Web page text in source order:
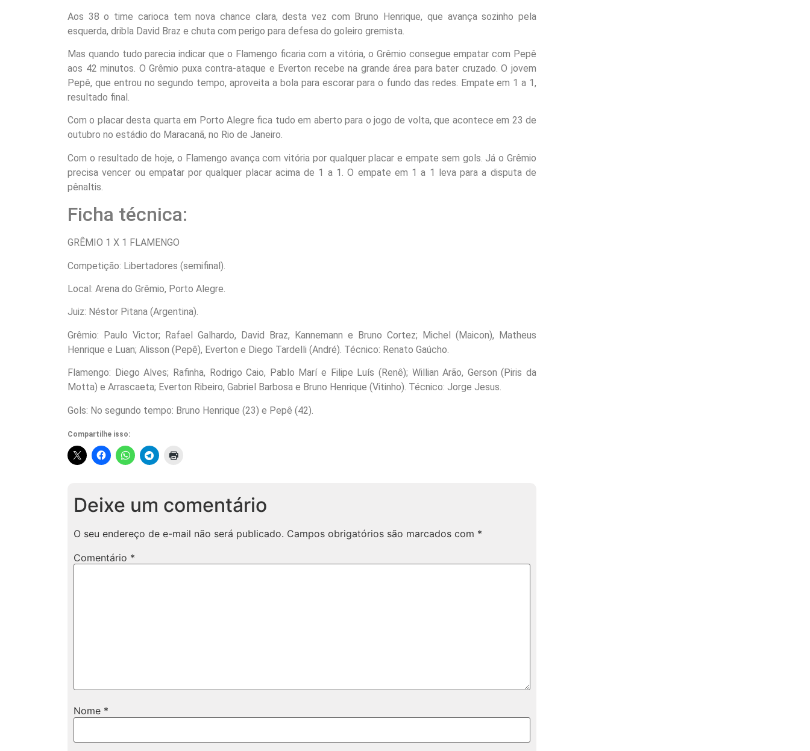
Aos 38 o time carioca tem nova chance clara, desta vez com Bruno Henrique, que avança sozinho pela
esquerda, dribla David Braz e chuta com perigo para defesa do goleiro gremista.
Mas quando tudo parecia indicar que o Flamengo ficaria com a vitória, o Grêmio consegue empatar com Pepê
aos 42 minutos. O Grêmio puxa contra-ataque e Everton recebe na grande área para bater cruzado. O jovem
Pepê, que entrou no segundo tempo, aproveita a bola para escorar para o fundo das redes. Empate em 1 a 1,
resultado final.
Com o placar desta quarta em Porto Alegre fica tudo em aberto para o jogo de volta, que acontece em 23 de
outubro no estádio do Maracanã, no Rio de Janeiro.
Com o resultado de hoje, o Flamengo avança com vitória por qualquer placar e empate sem gols. Já o Grêmio
precisa vencer ou empatar por qualquer placar acima de 1 a 1. O empate em 1 a 1 leva para a disputa de
pênaltis.
Ficha técnica:
GRÊMIO 1 X 1 FLAMENGO
Competição: Libertadores (semifinal).
Local: Arena do Grêmio, Porto Alegre.
Juiz: Néstor Pitana (Argentina).
Grêmio: Paulo Victor; Rafael Galhardo, David Braz, Kannemann e Bruno Cortez; Michel (Maicon), Matheus
Henrique e Luan; Alisson (Pepê), Everton e Diego Tardelli (André). Técnico: Renato Gaúcho.
Flamengo: Diego Alves; Rafinha, Rodrigo Caio, Pablo Marí e Filipe Luís (Renê); Willian Arão, Gerson (Piris da
Motta) e Arrascaeta; Everton Ribeiro, Gabriel Barbosa e Bruno Henrique (Vitinho). Técnico: Jorge Jesus.
Gols: No segundo tempo: Bruno Henrique (23) e Pepê (42).
Compartilhe isso:
Deixe um comentário
O seu endereço de e-mail não será publicado. Campos obrigatórios são marcados com *
Comentário *
Nome *